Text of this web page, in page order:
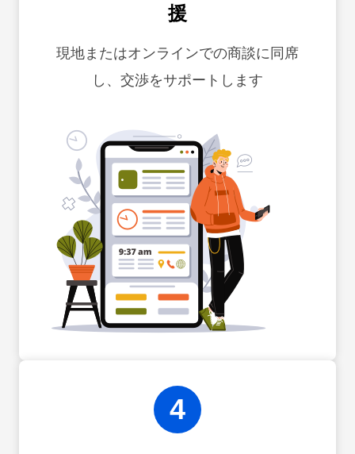
援
現地またはオンラインでの商談に同席
し、交渉をサポートします
4